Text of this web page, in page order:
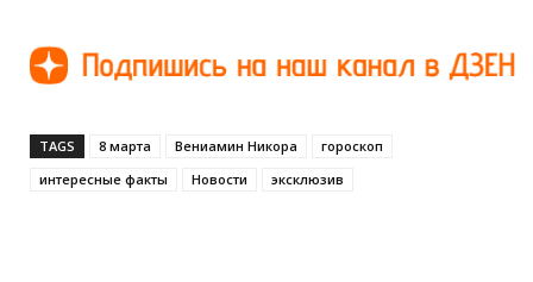
TAGS 8 марта Вениамин Никора
гороскоп
интересные факты
Новости эксклюзив